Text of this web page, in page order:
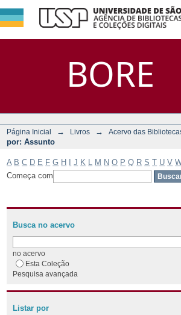
BORE
Filtrar
Assunto
DSpace/Manakin +
Página Inicial → Livros → Acervo das
por: Assunto
A B C D E F G H J K M N O P Q R S T U V
Começa com
Busca no acervo
no acervo
Esta Coleção
Pesquisa avançada
Listar por